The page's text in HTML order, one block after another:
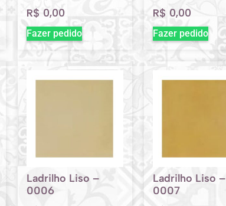
R$ 0,00
Fazer pedido
R$ 0,00
Fazer pedido
Ladrilho Liso –
0006
Ladrilho Liso –
0007